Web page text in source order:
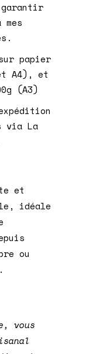
garantir
papier
A4), et
(A3)
via La
et
idéale
ou
vous